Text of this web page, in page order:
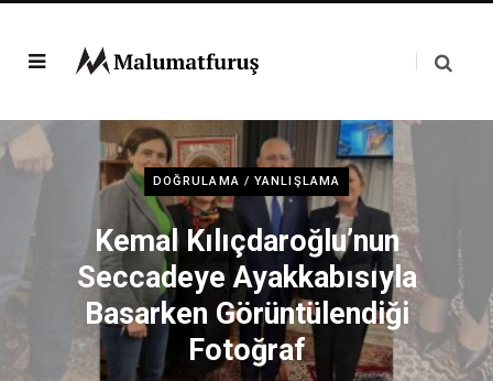
DOĞRULAMA / YANLIŞLAMA
Kemal Kılıçdaroğlu’nun
Seccadeye Ayakkabısıyla
Basarken Görüntülendiği
Fotoğraf